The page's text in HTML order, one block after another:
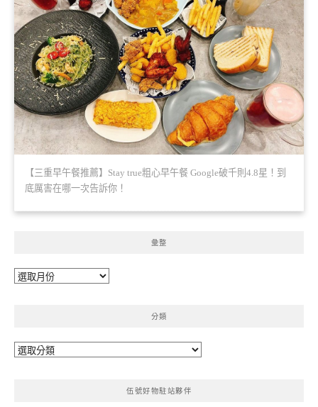
【三重早午餐推薦】Stay true粗心早午餐 Google破千則4.8星！到
底厲害在哪一次告訴你！
彙整
彙
分類
分
伍號好物駐站夥伴